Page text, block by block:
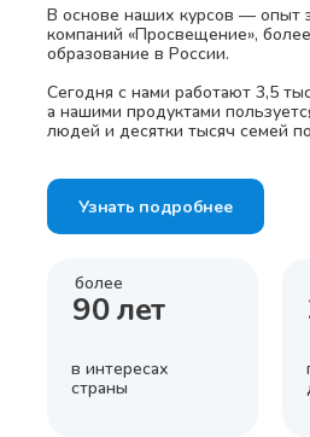
В основе наших курсов — опыт
компаний «Просвещение»,
образование в России.
Сегодня с нами работают 3,5
а нашими продуктами
людей и десятки тысяч семей
Узнать подробнее
в интересах
страны
более
90 лет